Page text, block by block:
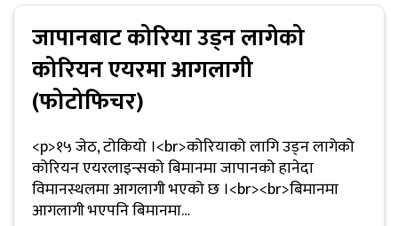
/
अन्तर्वाता
मनोरन्जन
प्रबास
स्वास्थ्य
जापानबाट कोरिया उड्न लागेको
कोरियन एयरमा आगलागी
(फोटोफिचर)
<p>१५ जेठ, टोकियो ।<br>कोरियाको लागि उड्न लागेको
कोरियन एयरलाइन्सको बिमानमा जापानको हानेदा
विमानस्थलमा आगलागी भएको छ ।<br><br>बिमानमा
आगलागी भएपनि बिमानमा…